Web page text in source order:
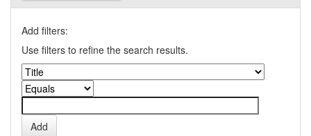
Add filters:
Use filters to refine the search results.